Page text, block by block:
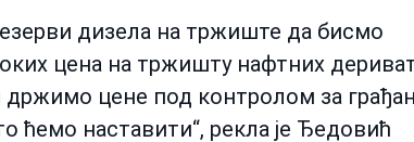
дизела на тржиште да бисмо
цена на тржишту нафтних
цене под контролом за
ћемо наставити“, рекла је Ђедовић